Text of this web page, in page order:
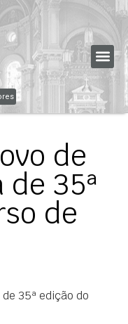
de
35ª
de
35ª edição do